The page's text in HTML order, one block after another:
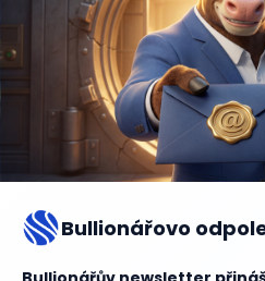
Bullionářovo